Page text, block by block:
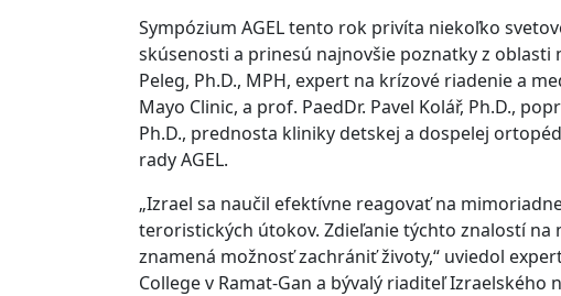
Sympózium AGEL tento rok privíta niekoľko
skúsenosti a prinesú najnovšie poznatky z
Peleg, Ph.D., MPH, expert na krízové riadenie a
Mayo Clinic, a prof. PaedDr. Pavel Kolář, Ph.D.,
Ph.D., prednosta kliniky detskej a dospelej
rady AGEL.
„Izrael sa naučil efektívne reagovať na
teroristických útokov. Zdieľanie týchto znalostí
znamená možnosť zachrániť životy,“ uviedol
College v Ramat-Gan a bývalý riaditeľ